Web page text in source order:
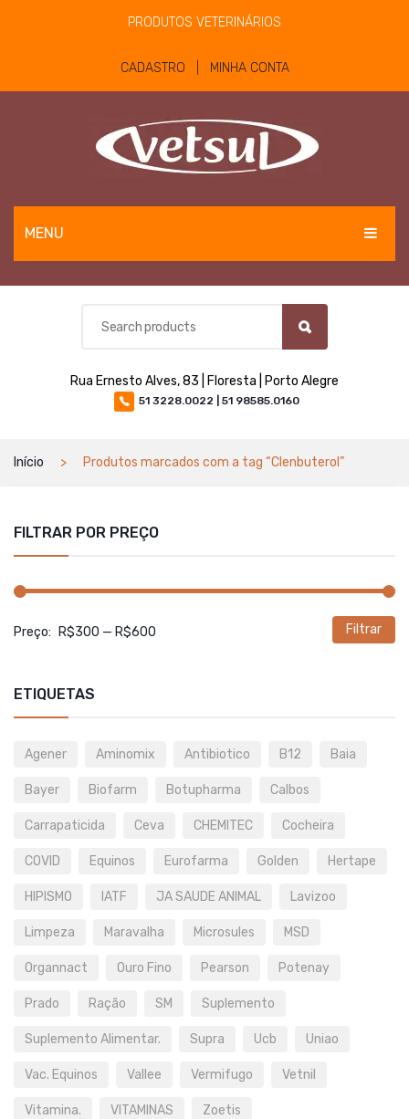
PRODUTOS VETERINÁRIOS
CADASTRO | MINHA CONTA
MENU
EQUINOS
BOVINOS E OVINOS
MATERIAIS E EQUIPAMENTOS
Rua Ernesto Alves, 83 | Floresta | Porto Alegre
51 3228.0022 | 51 98585.0160
Início Produtos marcados com a tag “Clenbuterol”
FILTRAR POR PREÇO
Filtrar
Preço: R$300 — R$600
ETIQUETAS
Agener Aminomix Antibiotico B12 Baia
Bayer Biofarm Botupharma Calbos
Carrapaticida Ceva CHEMITEC Cocheira
COVID Equinos Eurofarma Golden Hertape
HIPISMO IATF JA SAUDE ANIMAL Lavizoo
Limpeza Maravalha Microsules MSD
Organnact Ouro Fino Pearson Potenay
Prado Ração SM Suplemento
Suplemento Alimentar. Supra Ucb Uniao
Vac. Equinos Vallee Vermifugo Vetnil
Vitamina. VITAMINAS Zoetis